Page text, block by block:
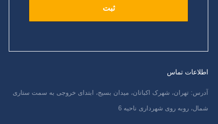
اطلاعات تماس
آدرس: تهران، شهرک اکباتان، میدان بسیج، ابتدای خروجی به سمت ستاری
شمال، روبه روی شهرداری ناحیه 6